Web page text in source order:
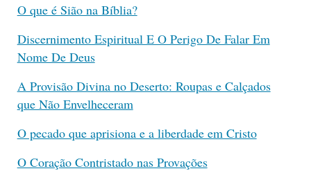
O que é Sião na Bíblia?
Discernimento Espiritual E O Perigo De Falar Em
Nome De Deus
A Provisão Divina no Deserto: Roupas e Calçados
que Não Envelheceram
O pecado que aprisiona e a liberdade em Cristo
O Coração Contristado nas Provações